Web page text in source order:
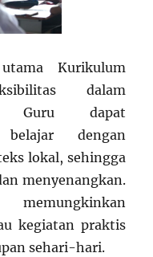
Kurikulum
dalam
Guru dapat
belajar dengan
lokal, sehingga
menyenangkan.
kegiatan praktis
sehari-hari.